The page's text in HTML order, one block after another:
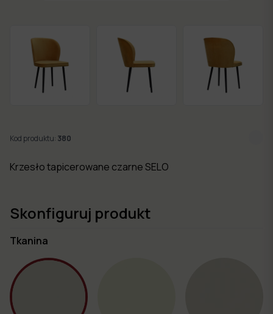
Nowości
Kolekcje
Kod produktu: 380
Krzesło tapicerowane czarne SELO
Skonfiguruj produkt
Tkanina